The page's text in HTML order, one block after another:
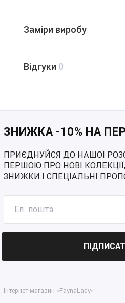
Заміри виробу
Відгуки 0
ЗНИЖКА -10% НА
ПРИЄДНУЙСЯ ДО НАШОЇ
ПЕРШОЮ ПРО НОВІ
ЗНИЖКИ І СПЕЦІАЛЬНІ
Інтернет-магазин «FaynaLady»